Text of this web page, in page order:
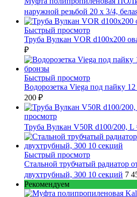
наружной резьбой 20 x 3/4,
Быстрый просмотр
Труба Вулкан VOR d100x200
₽
Быстрый просмотр
Водорозетка Viega под пайку
200 ₽
просмотр
Труба Вулкан V50R d100/200,
Быстрый просмотр
Стальной трубчатый радиатор
двухтрубный, 300 10 секций 7
Рекомендуем